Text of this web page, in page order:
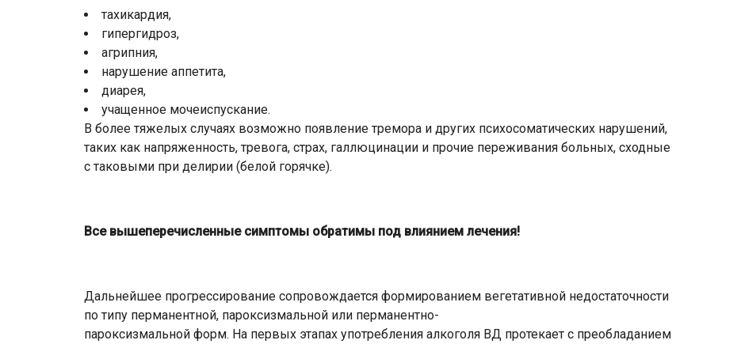
тахикардия,
гипергидроз,
агрипния,
нарушение аппетита,
диарея,
учащенное мочеиспускание.
В более тяжелых случаях возможно появление тремора и других психосоматических нарушений,
таких как напряженность, тревога, страх, галлюцинации и прочие переживания больных, сходные
с таковыми при делирии (белой горячке).
Все вышеперечисленные симптомы обратимы под влиянием лечения!
Дальнейшее прогрессирование сопровождается формированием вегетативной недостаточности
по типу перманентной, пароксизмальной или перманентно-
пароксизмальной форм. На первых этапах употребления алкоголя ВД протекает с преобладанием